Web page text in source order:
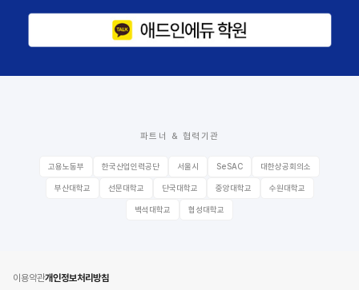
파트너 & 협력기관
고용노동부 한국산업인력공단 서울시 SeSAC 대한상공회의소
부산대학교 선문대학교 단국대학교 중앙대학교 수원대학교
백석대학교 협성대학교
이용약관개인정보처리방침